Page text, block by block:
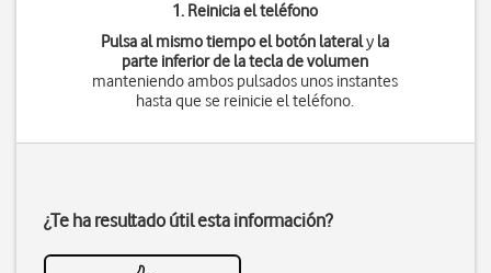
1. Reinicia el teléfono
Pulsa al mismo tiempoel botón lateraly la
parte inferior de la tecla de volumen
manteniendo ambos pulsados unos instantes
hasta que se reinicie el teléfono.
¿Te ha resultado útil esta información?